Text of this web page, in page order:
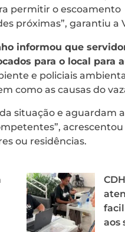
permitir o escoamento
próximas”, garantiu a
informou que
para o local para
e policiais
como as causas do
situação e aguardam
ou residências.
aos